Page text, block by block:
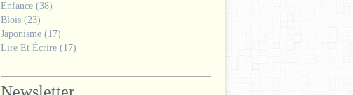
Enfance (38)
Blois (23)
Japonisme (17)
Lire Et Écrire (17)